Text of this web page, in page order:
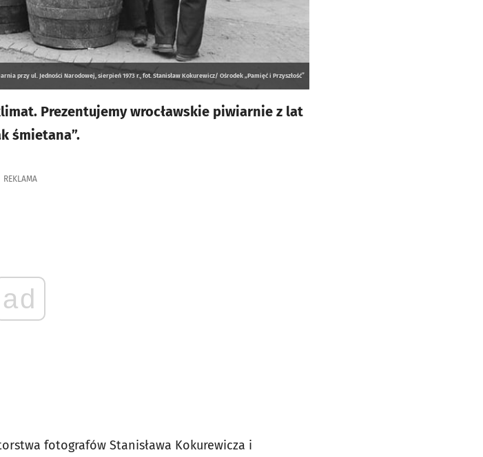
przy ul. Jedności Narodowej, sierpień 1973 r., fot. Stanisław Kokurewicz/ Ośrodek „Pamięć i Przyszłość”
Prezentujemy wrocławskie piwiarnie z lat
śmietana”.
REKLAMA
ad
fotografów Stanisława Kokurewicza i